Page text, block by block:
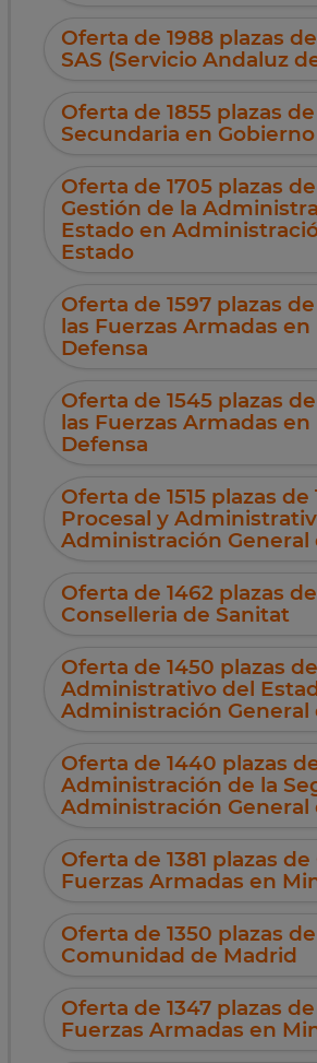
Oferta de 1988 plazas
SAS (Servicio Andaluz
Oferta de 1855 plazas
Secundaria en
Oferta de 1705 plazas
Gestión de la
Estado en
Estado
Oferta de 1597 plazas
las Fuerzas Armadas
Defensa
Oferta de 1545 plazas
las Fuerzas Armadas
Defensa
Oferta de 1515 plazas
Procesal y
Administración General
Oferta de 1462 plazas
Conselleria de Sanitat
Oferta de 1450 plazas
Administrativo del
Administración General
Oferta de 1440 plazas
Administración de la
Administración General
Oferta de 1381 plazas
Fuerzas Armadas en
Oferta de 1350 plazas
Comunidad de Madrid
Oferta de 1347 plazas
Fuerzas Armadas en